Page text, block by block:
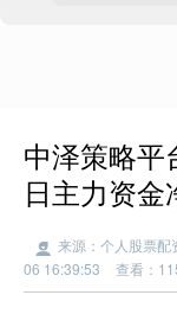
中泽策略平
日主力资金
来源：个人股票配
06 16:39:53
查看：